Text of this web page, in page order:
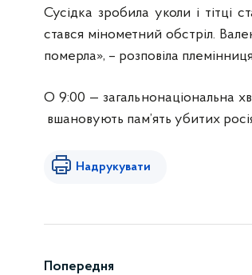
Сусідка зробила уколи і тітці
стався мінометний обстріл.
померла», – розповіла
О 9:00 — загальнонаціональна
вшановують пам’ять убитих
Надрукувати
Попередня